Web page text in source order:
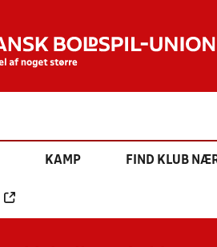
KAMP FIND KLUB